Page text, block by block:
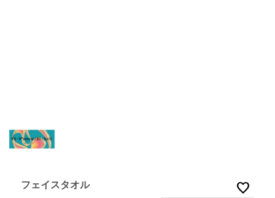
フェイスタオル favorite